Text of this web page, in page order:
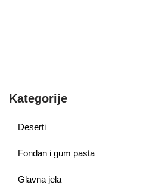
Kategorije
Deserti
Fondan i gum pasta
Glavna jela